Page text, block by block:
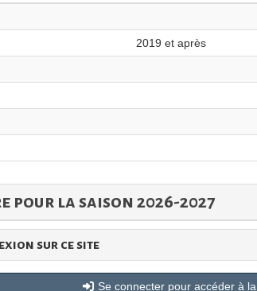
2019 et après
pour la saison 2026-2027
sur ce site
Se connecter pour accéder à